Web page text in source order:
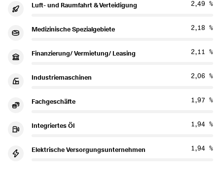
Luft- und Raumfahrt & Verteidigung 2,49 %
Medizinische Spezialgebiete 2,18 %
Finanzierung/ Vermietung/ Leasing 2,11 %
Industriemaschinen 2,06 %
Fachgeschäfte 1,97 %
Integriertes Öl 1,94 %
Elektrische Versorgungsunternehmen 1,94 %